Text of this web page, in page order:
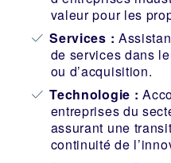
valeur pour les
Services :
de services dans
ou d’acquisition.
Technologie :
entreprises du
assurant une
continuité de